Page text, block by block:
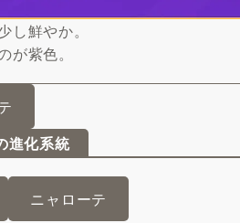
し鮮やか。
が紫色。
進化系統
ニャローテ